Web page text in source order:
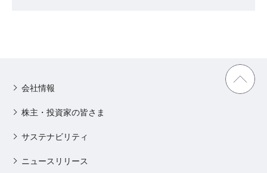
会社情報
株主・投資家の皆さま
サステナビリティ
ニュースリリース